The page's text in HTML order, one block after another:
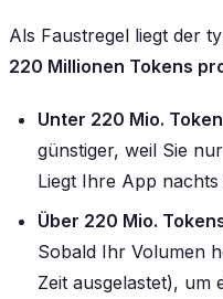
Als Faustregel liegt der
220 Millionen Tokens
Unter 220 Mio.
günstiger, weil Sie
Liegt Ihre App
Über 220 Mio.
Sobald Ihr Volumen
Zeit ausgelastet), um